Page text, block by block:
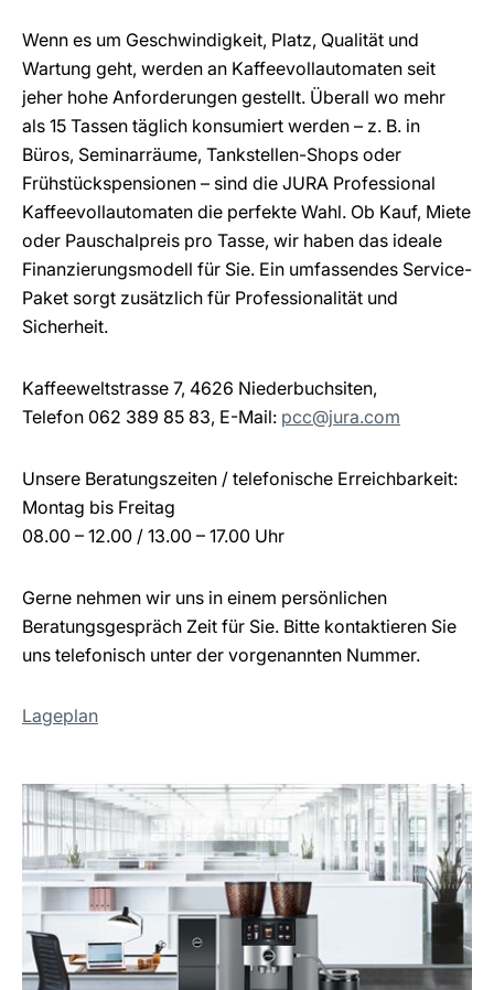
Wenn es um Geschwindigkeit, Platz, Qualität und
Wartung geht, werden an Kaffeevollautomaten seit
jeher hohe Anforderungen gestellt. Überall wo mehr
als 15 Tassen täglich konsumiert werden – z. B. in
Büros, Seminarräume, Tankstellen-Shops oder
Frühstückspensionen – sind die JURA Professional
Kaffeevollautomaten die perfekte Wahl. Ob Kauf, Miete
oder Pauschalpreis pro Tasse, wir haben das ideale
Finanzierungsmodell für Sie. Ein umfassendes Service-
Paket sorgt zusätzlich für Professionalität und
Sicherheit.
Kaffeeweltstrasse 7, 4626 Niederbuchsiten,
Telefon 062 389 85 83, E-Mail: pcc@jura.com
Unsere Beratungszeiten / telefonische Erreichbarkeit:
Montag bis Freitag
08.00 – 12.00 / 13.00 – 17.00 Uhr
Gerne nehmen wir uns in einem persönlichen
Beratungsgespräch Zeit für Sie. Bitte kontaktieren Sie
uns telefonisch unter der vorgenannten Nummer.
Lageplan